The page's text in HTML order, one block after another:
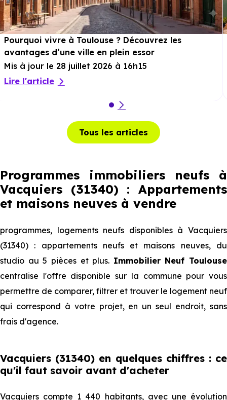
Pourquoi vivre à Toulouse ? Découvrez les
avantages d’une ville en plein essor
Mis à jour le 28 juillet 2026 à 16h15
Lire l'article
Tous les articles
Programmes immobiliers neufs à
Vacquiers (31340) : Appartements
et maisons neuves à vendre
programmes, logements neufs disponibles à Vacquiers
(31340) : appartements neufs et maisons neuves, du
studio au 5 pièces et plus. Immobilier Neuf Toulouse
centralise l'offre disponible sur la commune pour vous
permettre de comparer, filtrer et trouver le logement neuf
qui correspond à votre projet, en un seul endroit, sans
frais d'agence.
Vacquiers (31340) en quelques chiffres : ce
qu'il faut savoir avant d'acheter
Vacquiers compte 1 440 habitants, avec une évolution